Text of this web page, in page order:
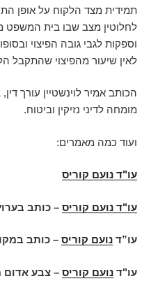
תמידית מצד הלקוח על אופן
לחלוטין מצב שבו בית
וספקות לגבי גובה הפיצוי
לאין שיעור מהפיצוי שהתקבל
הכותב אמיר לוינשטיין עורך
מומחה לדיני נזיקין וביטוח.
ועוד כמה מאמרים:
עו"ד נועם קוריס
עו"ד נועם קוריס – כותב בערוץ
עו”ד נועם קוריס – כותב
עו"ד נועם קוריס – צבע אדום